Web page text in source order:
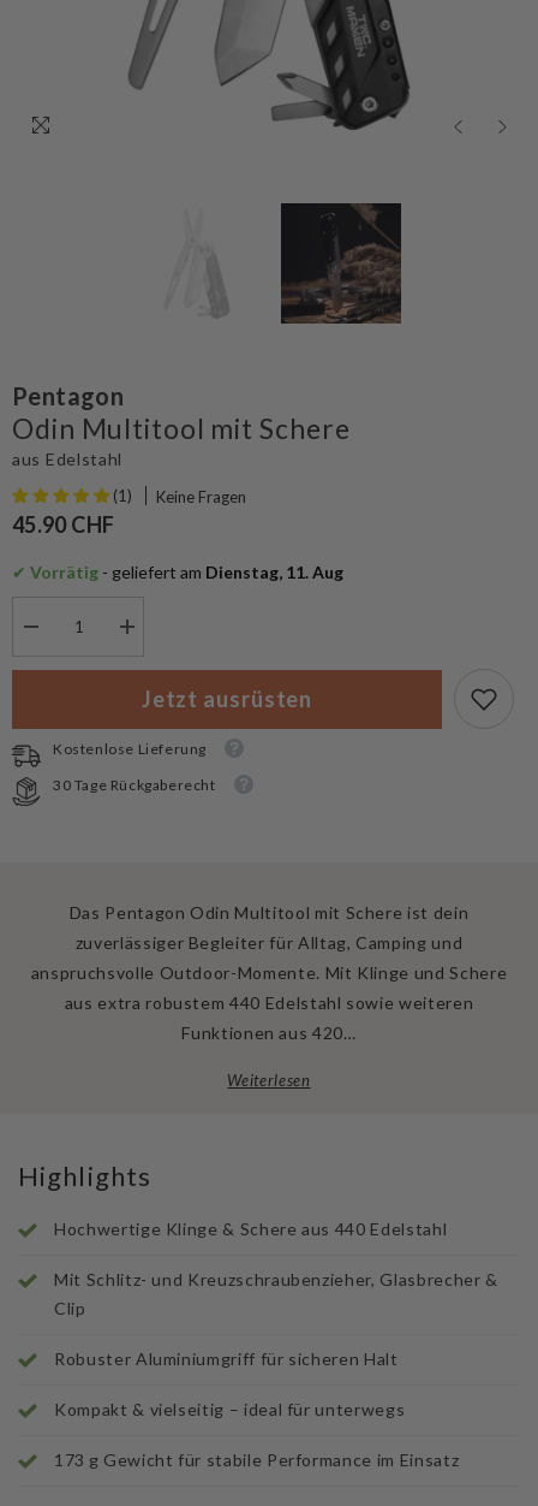
Pentagon
Odin Multitool mit Schere
aus Edelstahl
(1) Keine Fragen
45.90 CHF
✔ Vorrätig - geliefert am Dienstag, 11. Aug
für
mit
Schere
Menge
für
Pentagon
Odin
mit
Jetzt ausrüsten
Kostenlose Lieferung
30 Tage Rückgaberecht
Das Pentagon Odin Multitool mit Schere ist dein
zuverlässiger Begleiter für Alltag, Camping und
anspruchsvolle Outdoor-Momente. Mit Klinge und Schere
aus extra robustem 440 Edelstahl sowie weiteren
Funktionen aus 420…
Weiterlesen
Highlights
Hochwertige Klinge & Schere aus 440 Edelstahl
Mit Schlitz- und Kreuzschraubenzieher, Glasbrecher &
Clip
Robuster Aluminiumgriff für sicheren Halt
Kompakt & vielseitig – ideal für unterwegs
173 g Gewicht für stabile Performance im Einsatz